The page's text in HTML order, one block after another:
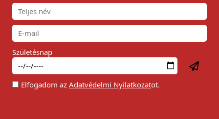
Születésnap
Elfogadom az Adatvédelmi Nyilatkozatot.